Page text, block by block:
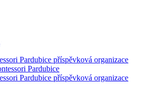
Pardubice příspěvková organizace
Pardubice příspěvková organizace